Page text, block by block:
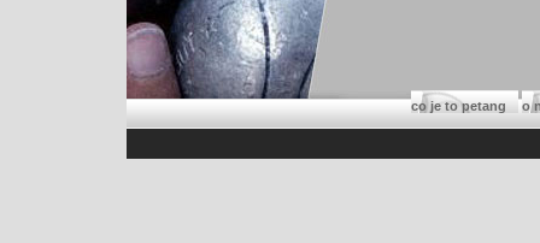
co je to petang o